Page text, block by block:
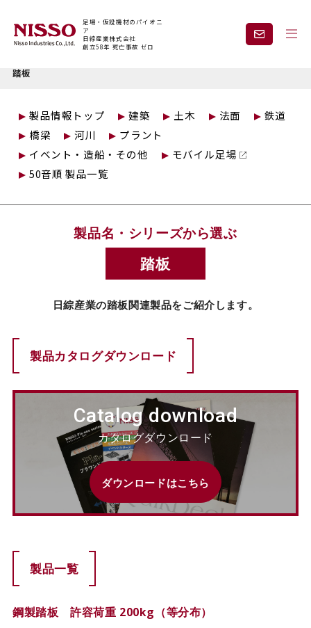
足場・仮設機材のパイオニ
ア
日綜産業株式会社
創立58年 死亡事故 ゼロ
企業情報 製品情報
現場紹介 課題から探す
レンタル 採用情報
踏板
製品情報トップ 建築 土木 法面
鉄道
橋梁
河川
プラント
イベント・造船・その他
モバイル足場
50音順 製品一覧
製品名・シリーズから選ぶ
踏板
日綜産業の踏板関連製品をご紹介します。
製品カタログダウンロード
Catalog download
カタログダウンロード
ダウンロードはこちら
製品一覧
鋼製踏板 許容荷重 200kg（等分布）